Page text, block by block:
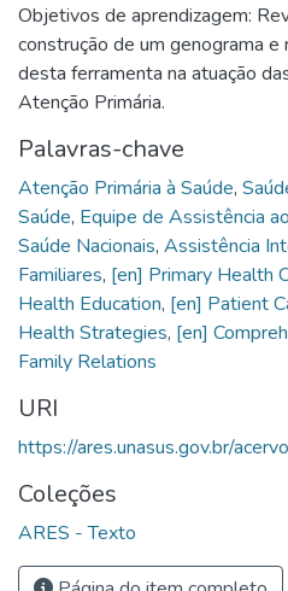
Objetivos de aprendizagem:
construção de um genograma
desta ferramenta na atuação
Atenção Primária.
Palavras-chave
Atenção Primária à Saúde,
Saúde, Equipe de Assistência
Saúde Nacionais, Assistência
Familiares, [en] Primary Health
Health Education, [en] Patient
Health Strategies, [en]
Family Relations
URI
https://ares.unasus.gov.br/
Coleções
ARES - Texto